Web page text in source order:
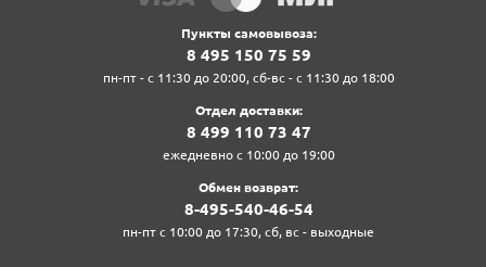
Пункты самовывоза:
8‍ 4‍9‍5‍ 1‍5‍0‍ 7‍5‍ 5‍9‍
пн-пт - с 11:30 до 20:00, сб-вс - с 11:30 до 18:00
Отдел доставки:
8‍ 4‍9‍9‍ 1‍1‍0‍ 7‍3‍ 4‍7‍
ежедневно с 10:00 до 19:00
Обмен возврат:
8‍-4‍9‍5‍-5‍4‍0‍-4‍6‍-5‍4‍
пн-пт с 10:00 до 17:30, сб, вс - выходные